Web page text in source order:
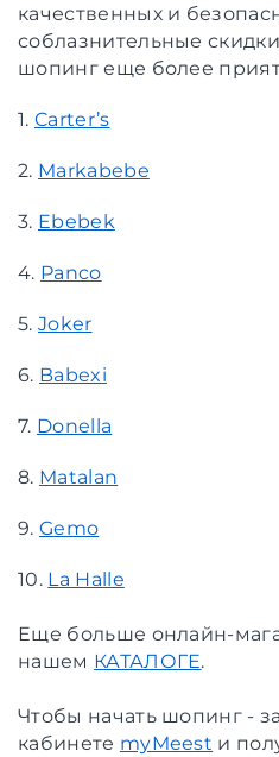
качественных и
соблазнительные
шопинг еще более
1. Carter’s
2. Markabebe
3. Ebebek
4. Panco
5. Joker
6. Babexi
7. Donella
8. Matalan
9. Gemo
10. La Halle
Еще больше онлайн-
нашем КАТАЛОГЕ.
Чтобы начать шопинг -
кабинете myMeest и